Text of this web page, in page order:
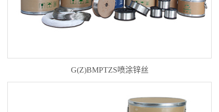
G(Z)BMPTZS喷涂锌丝